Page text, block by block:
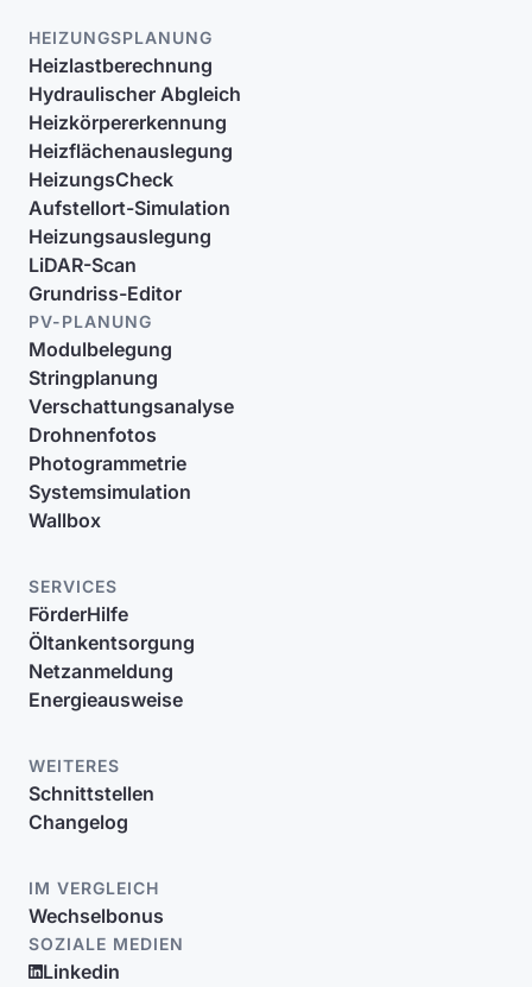
HEIZUNGSPLANUNG
Heizlastberechnung
Hydraulischer Abgleich
Heizkörpererkennung
Heizflächenauslegung
HeizungsCheck
Aufstellort-Simulation
Heizungsauslegung
LiDAR-Scan
Grundriss-Editor
PV-PLANUNG
Modulbelegung
Stringplanung
Verschattungsanalyse
Drohnenfotos
Photogrammetrie
Systemsimulation
Wallbox
SERVICES
FörderHilfe
Öltankentsorgung
Netzanmeldung
Energieausweise
WEITERES
Schnittstellen
Changelog
IM VERGLEICH
Wechselbonus
SOZIALE MEDIEN
Linkedin